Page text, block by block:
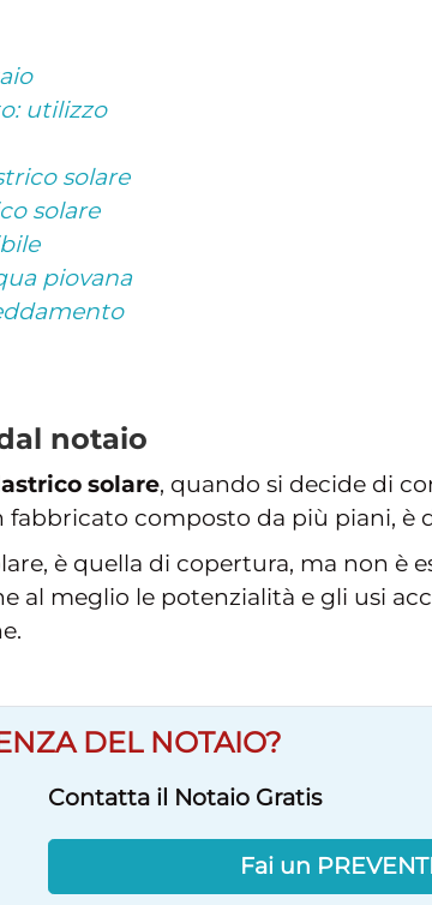
utilizzo
solare
solare
piovana
notaio
solare, quando si decide di
fabbricato composto da più piani, è
è quella di copertura, ma non è
meglio le potenzialità e gli usi
DEL NOTAIO?
Contatta il Notaio Gratis
Fai un